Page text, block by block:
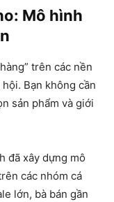
Mô hình
trên các nền
Bạn không cần
sản phẩm và giới
đã xây dựng mô
các nhóm cá
lớn, bà bán gần